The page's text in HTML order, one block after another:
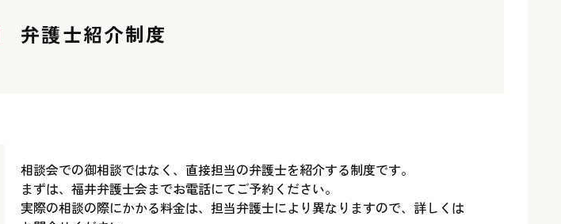
弁護士紹介制度
相談会での御相談ではなく、直接担当の弁護士を紹介する制度です。
まずは、福井弁護士会までお電話にてご予約ください。
実際の相談の際にかかる料金は、担当弁護士により異なりますので、詳しくは